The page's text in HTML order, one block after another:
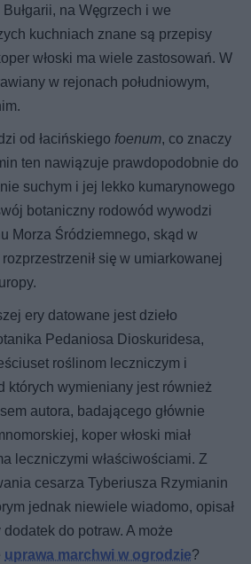
na Węgrzech i we
kuchniach znane są przepisy
włoski ma wiele zastosowań. W
w rejonach południowym,
od łacińskiego foenum, co znaczy
ten nawiązuje prawdopodobnie do
suchym i jej lekko kumarynowego
botaniczny rodowód wywodzi
Morza Śródziemnego, skąd w
się w umiarkowanej
ery datowane jest dzieło
Pedaniosa Dioskuridesa,
roślinom leczniczym i
których wymieniany jest również
autora, badającego głównie
koper włoski miał
leczniczymi właściwościami. Z
cesarza Tyberiusza Rzymianin
jednak niewiele wiadomo, opisał
do potraw. A może
uprawa marchwi w ogrodzie?